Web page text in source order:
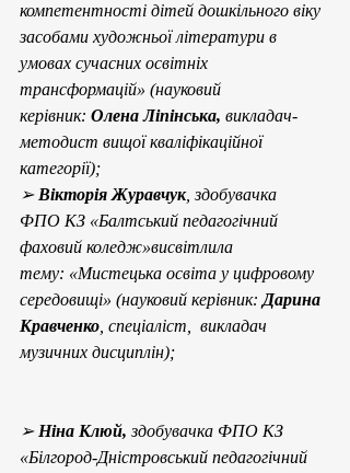
компетентності дітей дошкільного віку
засобами художньої літератури в
умовах сучасних освітніх
трансформацій» (науковий
керівник: Олена Ліпінська, викладач-
методист вищої кваліфікаційної
категорії);
➢ Вікторія Журавчук, здобувачка
ФПО КЗ «Балтський педагогічний
фаховий коледж»висвітлила
тему: «Мистецька освіта у цифровому
середовищі» (науковий керівник: Дарина
Кравченко , спеціаліст,  викладач
музичних дисциплін);
➢ Ніна Клюй, здобувачка ФПО КЗ
«Білгород-Дністровський педагогічний